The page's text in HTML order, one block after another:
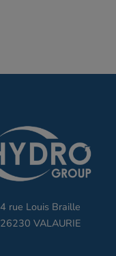
4 rue Louis Braille
26230 VALAURIE